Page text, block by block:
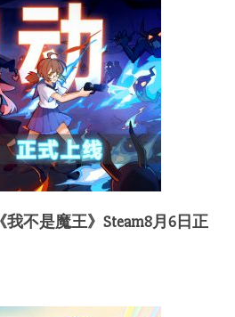
不是魔王》Steam8月6日正